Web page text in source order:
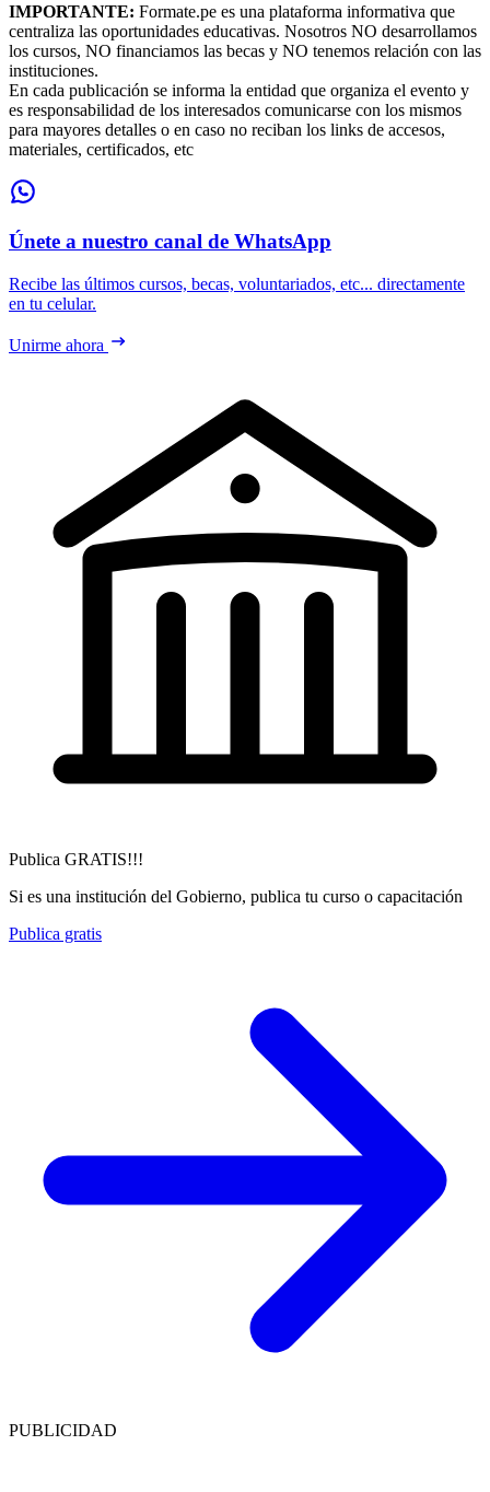
IMPORTANTE: Formate.pe es una plataforma informativa que
centraliza las oportunidades educativas. Nosotros NO desarrollamos
los cursos, NO financiamos las becas y NO tenemos relación con las
instituciones.
En cada publicación se informa la entidad que organiza el evento y
es responsabilidad de los interesados comunicarse con los mismos
para mayores detalles o en caso no reciban los links de accesos,
materiales, certificados, etc
Únete a nuestro canal de WhatsApp
Recibe las últimos cursos, becas, voluntariados, etc... directamente
en tu celular.
Unirme ahora
Publica GRATIS!!!
Si es una institución del Gobierno, publica tu curso o capacitación
Publica gratis
PUBLICIDAD